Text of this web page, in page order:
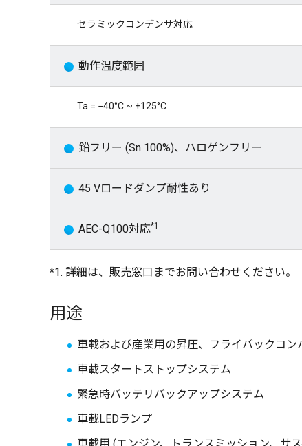
セラミックコンデンサ対応
動作温度範囲
Ta = −40°C ~ +125°C
鉛フリー (Sn 100%)、ハロゲンフリー
45 Vロードダンプ耐性あり
AEC-Q100対応*1
*1. 詳細は、販売窓口までお問い合わせください。
用途
車載および産業用の昇圧、フライバックコン
車載スタートストップシステム
緊急時バッテリバックアップシステム
車載LEDランプ